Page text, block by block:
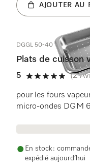
AJOUTER AU
DGGL 50-40
Plats de cuisson
5
5 étoiles sur 5
(2
pour les fours
micro-ondes DGM
En stock :
expédié aujourd’hui